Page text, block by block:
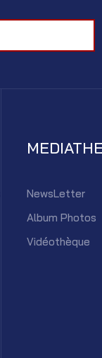
NewsLetter
Album Photos
Vidéothèque